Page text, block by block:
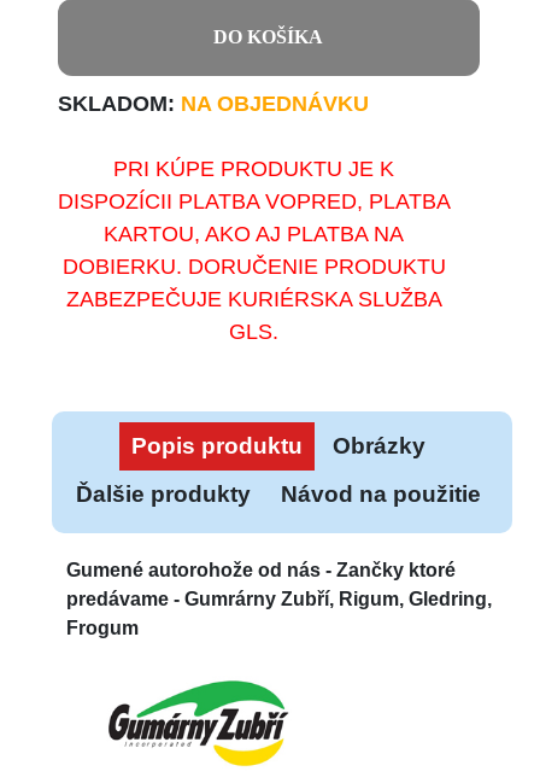
DO KOŠÍKA
SKLADOM: NA OBJEDNÁVKU
PRI KÚPE PRODUKTU JE K
DISPOZÍCII PLATBA VOPRED, PLATBA
KARTOU, AKO AJ PLATBA NA
DOBIERKU. DORUČENIE PRODUKTU
ZABEZPEČUJE KURIÉRSKA SLUŽBA
GLS.
Popis produktu
Obrázky
Ďalšie produkty
Návod na použitie
Gumené autorohože od nás - Zančky ktoré
predávame - Gumrárny Zubří, Rigum, Gledring,
Frogum